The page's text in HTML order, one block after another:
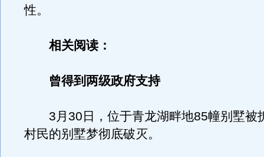
性。
相关阅读：
曾得到两级政府支持
3月30日，位于青龙湖畔地85幢别墅被
村民的别墅梦彻底破灭。